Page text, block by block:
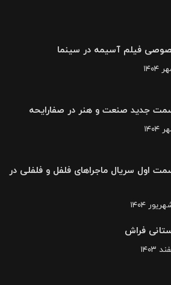
فیلم آسیمه در سینما
جدید صنعت و هنر در صفارایحه
اول سریال ماجراهای فلفل و فلفلی در
فراش